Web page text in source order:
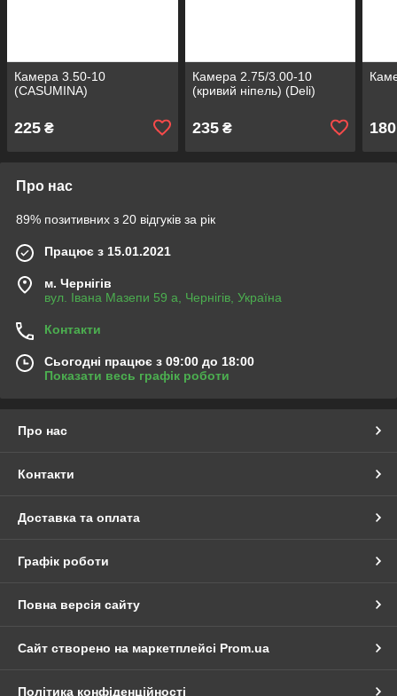
Камера 3.50-10
(CASUMINA)
225 ₴
Камера 2.75/3.00-10
(кривий ніпель) (Deli)
235₴ 180
Про нас
89% позитивних з 20 відгуків за рік
Працює з 15.01.2021
м. Чернігів
вул. Івана Мазепи 59 а, Чернігів, Україна
Контакти
Сьогодні працює з 09:00 до 18:00
Показати весь графік роботи
Про нас
Контакти
Доставка та оплата
Графік роботи
Повна версія сайту
Сайт створено на маркетплейсі Prom.ua
Політика конфіденційності